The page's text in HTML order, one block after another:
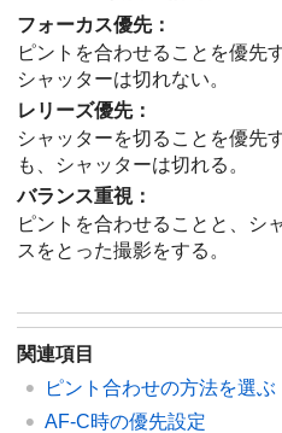
フォーカス優先：
ピントを合わせることを優先
シャッターは切れない。
レリーズ優先：
シャッターを切ることを優先
も、シャッターは切れる。
バランス重視：
ピントを合わせることと、シ
スをとった撮影をする。
関連項目
ピント合わせの方法を選ぶ
AF-C時の優先設定